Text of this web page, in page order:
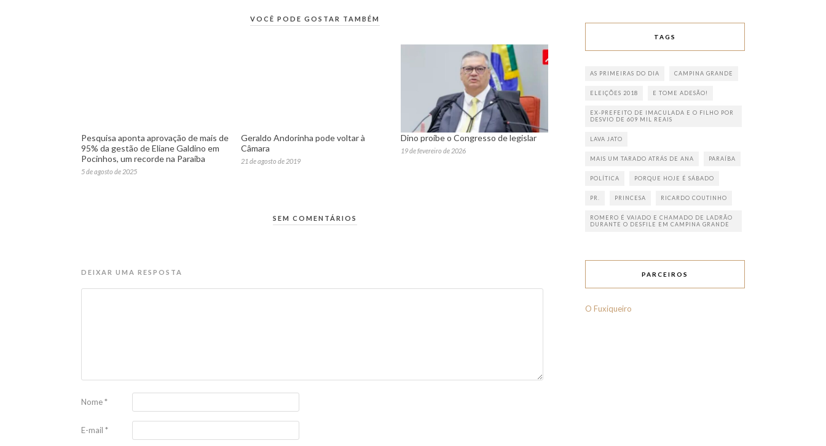
VOCÊ PODE GOSTAR TAMBÉM
Pesquisa aponta aprovação de mais de
95% da gestão de Eliane Galdino em
Pocinhos, um recorde na Paraíba
5 de agosto de 2025
Geraldo Andorinha pode voltar à
Câmara
21 de agosto de 2019
Dino proíbe o Congresso de legislar
19 de fevereiro de 2026
SEM COMENTÁRIOS
DEIXAR UMA RESPOSTA
Nome*
E-mail *
TAGS
AS PRIMEIRAS DO DIA CAMPINA GRANDE
ELEIÇÕES 2018 E TOME ADESÃO!
EX-PREFEITO DE IMACULADA E O FILHO POR
DESVIO DE 609 MIL REAIS
LAVA JATO
MAIS UM TARADO ATRÁS DE ANA PARAÍBA
POLÍTICA PORQUE HOJE É SÁBADO
PR. PRINCESA RICARDO COUTINHO
ROMERO É VAIADO E CHAMADO DE LADRÃO
DURANTE O DESFILE EM CAMPINA GRANDE
PARCEIROS
O Fuxiqueiro